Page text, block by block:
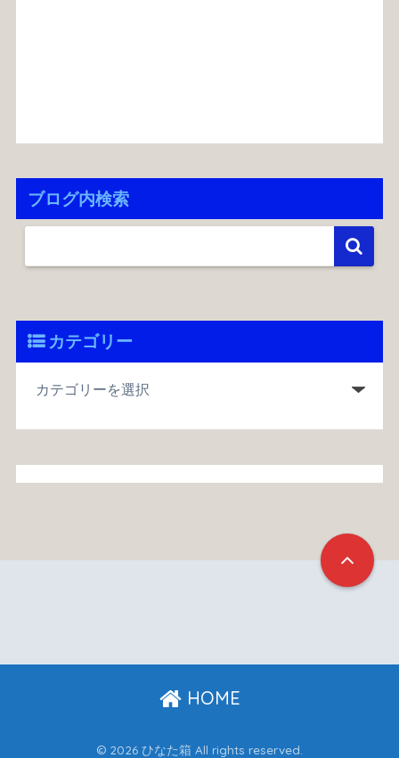
ブログ内検索
カテゴリー
HOME
© 2026 ひなた箱 All rights reserved.